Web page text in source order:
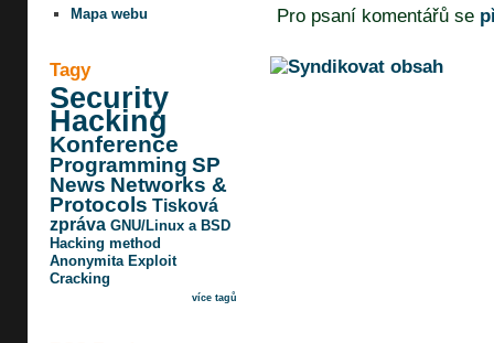
Mapa webu
Tagy
Security
Hacking
Konference
Programming SP
News Networks &
Protocols Tisková
zpráva GNU/Linux a BSD
Hacking method
Anonymita Exploit
Cracking
více tagů
Pro psaní komentářů se